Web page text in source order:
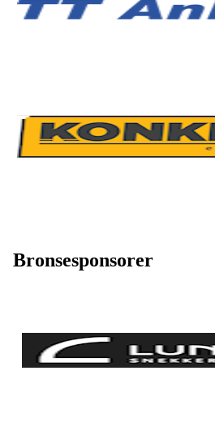
Bronsesponsorer